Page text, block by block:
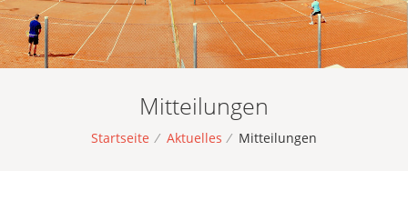
Mitteilungen
Startseite / Aktuelles / Mitteilungen